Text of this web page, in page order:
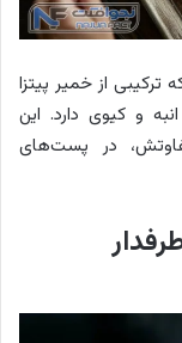
ترکیبی از خمیر پیتزا
و کیوی دارد. این
در پست‌های